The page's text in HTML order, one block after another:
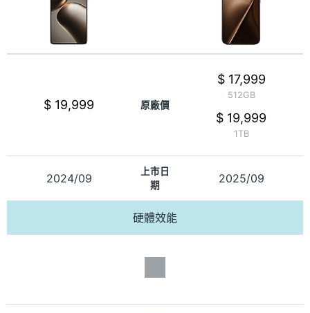
$ 19,999 原廠價
$ 17,999
512GB
$ 19,999
1TB
2024/09
上市日
期
2025/09
硬體效能